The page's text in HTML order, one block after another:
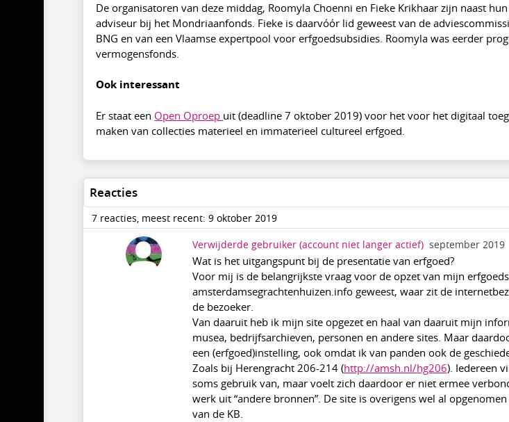
De organisatoren van deze middag, Roomyla Choenni en Fieke Krikhaar zijn naast
adviseur bij het Mondriaanfonds. Fieke is daarvóór lid geweest van de
BNG en van een Vlaamse expertpool voor erfgoedsubsidies. Roomyla was eerder
vermogensfonds.
Ook interessant
Er staat een Open Oproep uit (deadline 7 oktober 2019) voor het voor het digitaal
maken van collecties materieel en immaterieel cultureel erfgoed.
Reacties
7 reacties, meest recent: 9 oktober 2019
Verwijderde gebruiker (account niet langer actief) september 2019
Wat is het uitgangspunt bij de presentatie van erfgoed?
Voor mij is de belangrijkste vraag voor de opzet van mijn
amsterdamsegrachtenhuizen.info geweest, waar zit de
de bezoeker.
Van daaruit heb ik mijn site opgezet en haal van daaruit mijn
musea, bedrijfsarchieven, personen en andere sites. Maar
een (erfgoed)instelling, ook omdat ik van panden ook de
Zoals bij Herengracht 206-214 (http://amsh.nl/hg206). Iedereen
soms gebruik van, maar voelt zich daardoor er niet ermee
werk uit “andere bronnen”. De site is overigens wel al
van de KB.